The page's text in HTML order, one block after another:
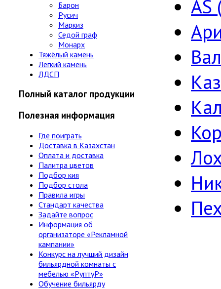
Барон
Русич
Маркиз
Седой граф
Монарх
Тяжёлый камень
Легкий камень
ЛДСП
Полный каталог продукции
Полезная информация
Где поиграть
Доставка в Казахстан
Оплата и доставка
Палитра цветов
Подбор кия
Подбор стола
Правила игры
Стандарт качества
Задайте вопрос
Информация об
организаторе «Рекламной
кампании»
Конкурс на лучший дизайн
бильярдной комнаты с
мебелью «РуптуР»
Обучение бильярду
AS